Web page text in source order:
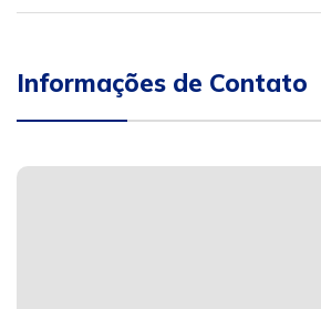
Informações de Contato